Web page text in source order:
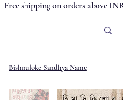
Free shipping on orders above
Bishnuloke Sandhya Name